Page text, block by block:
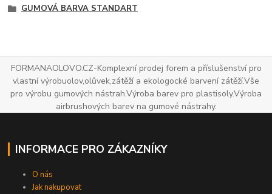
GUMOVÁ BARVA STANDART
FORMANAOLOVO.CZ-Komplexní prodej forem a příslušenství pro
vlastní výrobuolov,olůvek,zátěží a ekologocké barvení zátěží.Vše
pro výrobu gumových nástrah.Výroba barev pro plastisoly.Výroba
airbrushových barev na gumové nástrahy.
INFORMACE PRO ZÁKAZNÍKY
O nás
Jak nakupovat